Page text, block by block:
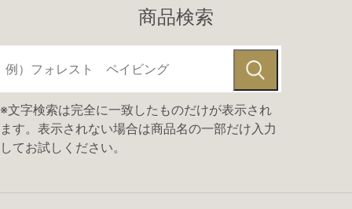
商品検索
※文字検索は完全に一致したものだけが表示され
ます。表示されない場合は商品名の一部だけ入力
してお試しください。